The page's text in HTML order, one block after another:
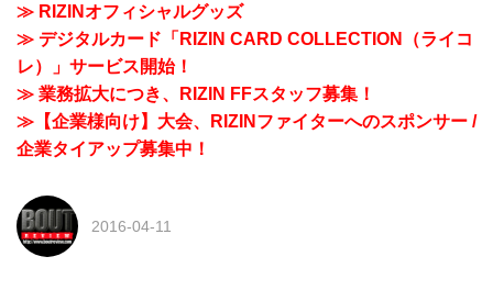
≫ RIZINオフィシャルグッズ
≫ デジタルカード「RIZIN CARD COLLECTION（ライコ
レ）」サービス開始！
≫ 業務拡大につき、RIZIN FFスタッフ募集！
≫【企業様向け】大会、RIZINファイターへのスポンサー /
企業タイアップ募集中！
2016-04-11